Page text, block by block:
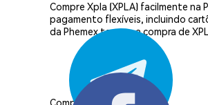
Compre Xpla (XPLA) facilmente
pagamento flexíveis, incluindo
da Phemex tornam a compra de
Compartilhar: